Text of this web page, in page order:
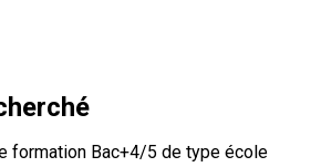
formation Bac+4/5 de type école